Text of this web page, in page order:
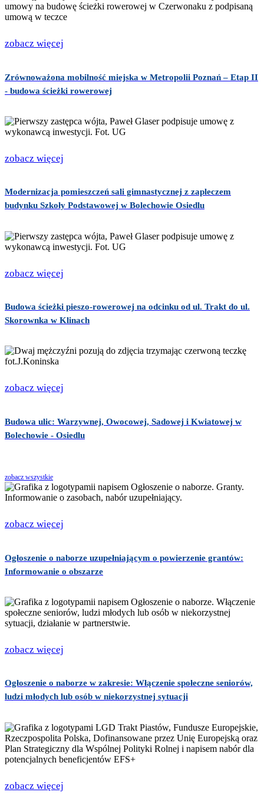
zobacz więcej
Zrównoważona mobilność miejska w Metropolii Poznań – Etap II
- budowa ścieżki rowerowej
zobacz więcej
Modernizacja pomieszczeń sali gimnastycznej z zapleczem
budynku Szkoły Podstawowej w Bolechowie Osiedlu
zobacz więcej
Budowa ścieżki pieszo-rowerowej na odcinku od ul. Trakt do ul.
Skorownka w Klinach
zobacz więcej
Budowa ulic: Warzywnej, Owocowej, Sadowej i Kwiatowej w
Bolechowie - Osiedlu
zobacz wszystkie
zobacz więcej
Ogłoszenie o naborze uzupełniającym o powierzenie grantów:
Informowanie o obszarze
zobacz więcej
Ogłoszenie o naborze w zakresie: Włączenie społeczne seniorów,
ludzi młodych lub osób w niekorzystnej sytuacji
zobacz więcej